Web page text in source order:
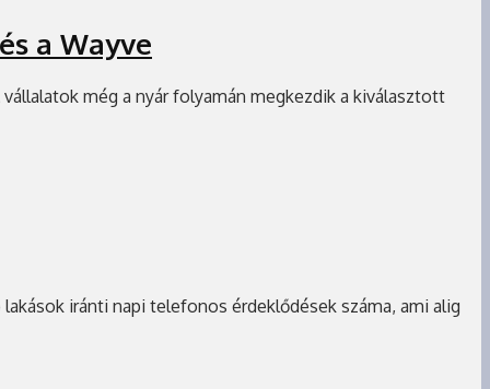
a Wayve
még a nyár folyamán megkezdik a kiválasztott
iránti napi telefonos érdeklődések száma, ami alig